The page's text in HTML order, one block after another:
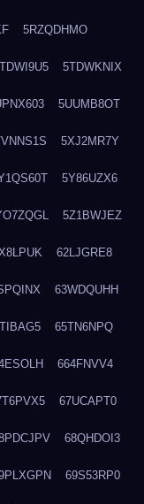
5RZQDHMO
5TDWKNIX
5UUMB8OT
5XJ2MR7Y
5Y86UZX6
5Z1BWJEZ
62LJGRE8
63WDQUHH
65TN6NPQ
664FNVV4
67UCAPT0
68QHDOI3
69S53RP0